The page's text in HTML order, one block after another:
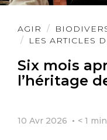
AGIR
LES ARTICLES
Six mois
l’héritage
10 Avr 2026 < 1
Lire
l'article